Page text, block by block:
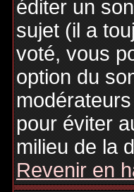
éditer un
sujet (il a
voté, vous
option du
pour éviter
milieu de la
Revenir en